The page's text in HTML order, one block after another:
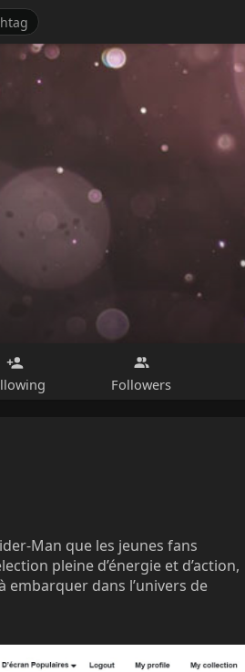
Followers
Man que les jeunes fans
pleine d’énergie et d’action,
dans l’univers de